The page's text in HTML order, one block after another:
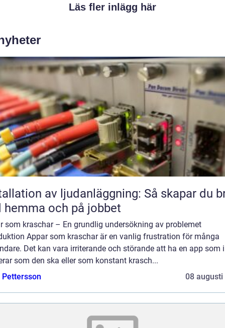
Läs fler inlägg här
av ljudanläggning: Så skapar du
hemma och på jobbet
som kraschar – En grundlig undersökning av problemet
Appar som kraschar är en vanlig frustration för många
Det kan vara irriterande och störande att ha en app som
som den ska eller som konstant krasch...
08 augusti